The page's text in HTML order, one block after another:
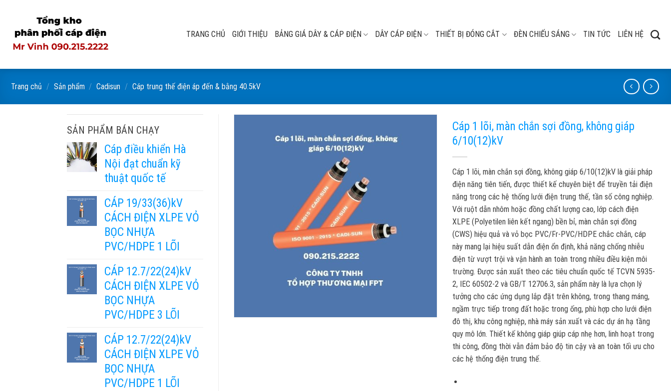
content
TRANG CHỦ GIỚI THIỆU BẢNG GIÁ DÂY & CÁP ĐIỆN DÂY CÁP ĐIỆN THIẾT BỊ ĐÓNG CẮT ĐÈN CHIẾU SÁNG TIN TỨC LIÊN HỆ
Trang chủ / Sản phẩm / Cadisun / Cáp trung thế điện áp đến & bằng 40.5kV
SẢN PHẨM BÁN CHẠY
Cáp điều khiển Hà
Nội đạt chuẩn kỹ
thuật quốc tế
CÁP 19/33(36)kV
CÁCH ĐIỆN XLPE VỎ
BỌC NHỰA
PVC/HDPE 1 LÕI
CÁP 12.7/22(24)kV
CÁCH ĐIỆN XLPE VỎ
BỌC NHỰA
PVC/HDPE 3 LÕI
CÁP 12.7/22(24)kV
CÁCH ĐIỆN XLPE VỎ
BỌC NHỰA
PVC/HDPE 1 LÕI
Cáp 1 lõi, màn chắn sợi đồng, không giáp
6/10(12)kV
Cáp 1 lõi, màn chắn sợi đồng, không giáp 6/10(12)kV là giải pháp
điện năng tiên tiến, được thiết kế chuyên biệt để truyền tải điện
năng trong các hệ thống lưới điện trung thế, tần số công nghiệp.
Với ruột dẫn nhôm hoặc đồng chất lượng cao, lớp cách điện
XLPE (Polyetilen liên kết ngang) bền bỉ, màn chắn sợi đồng
(CWS) hiệu quả và vỏ bọc PVC/Fr-PVC/HDPE chắc chắn, cáp
này mang lại hiệu suất dẫn điện ổn định, khả năng chống nhiễu
điện từ vượt trội và vận hành an toàn trong nhiều điều kiện môi
trường. Được sản xuất theo các tiêu chuẩn quốc tế TCVN 5935-
2, IEC 60502-2 và GB/T 12706.3, sản phẩm này là lựa chọn lý
tưởng cho các ứng dụng lắp đặt trên không, trong thang máng,
ngầm trực tiếp trong đất hoặc trong ống, phù hợp cho lưới điện
đô thị, khu công nghiệp, nhà máy sản xuất và các dự án hạ tầng
quy mô lớn. Thiết kế không giáp giúp cáp nhẹ hơn, linh hoạt trong
thi công, đồng thời vẫn đảm bảo độ tin cậy và an toàn tối ưu cho
các hệ thống điện trung thế.